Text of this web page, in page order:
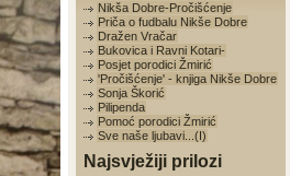
Nikša Dobre-Pročišćenje
Priča o fudbalu Nikše Dobre
Dražen Vračar
Bukovica i Ravni Kotari-
Posjet porodici Žmirić
'Pročišćenje' - knjiga Nikše Dobre
Sonja Škorić
Pilipenda
Pomoć porodici Žmirić
Sve naše ljubavi...(I)
Najsvježiji prilozi